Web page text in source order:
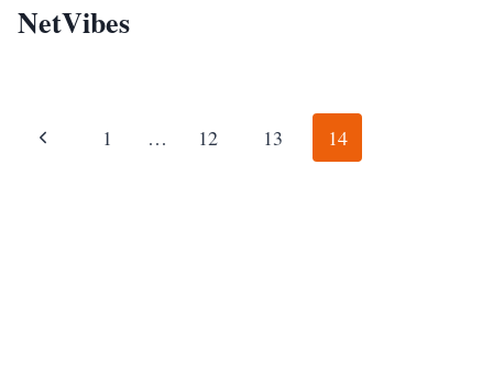
NetVibes
Navigace
Předchozí1 … 12 13 14